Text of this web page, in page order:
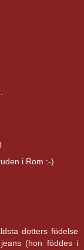
i Rom :-)
dotters födelse
(hon föddes i